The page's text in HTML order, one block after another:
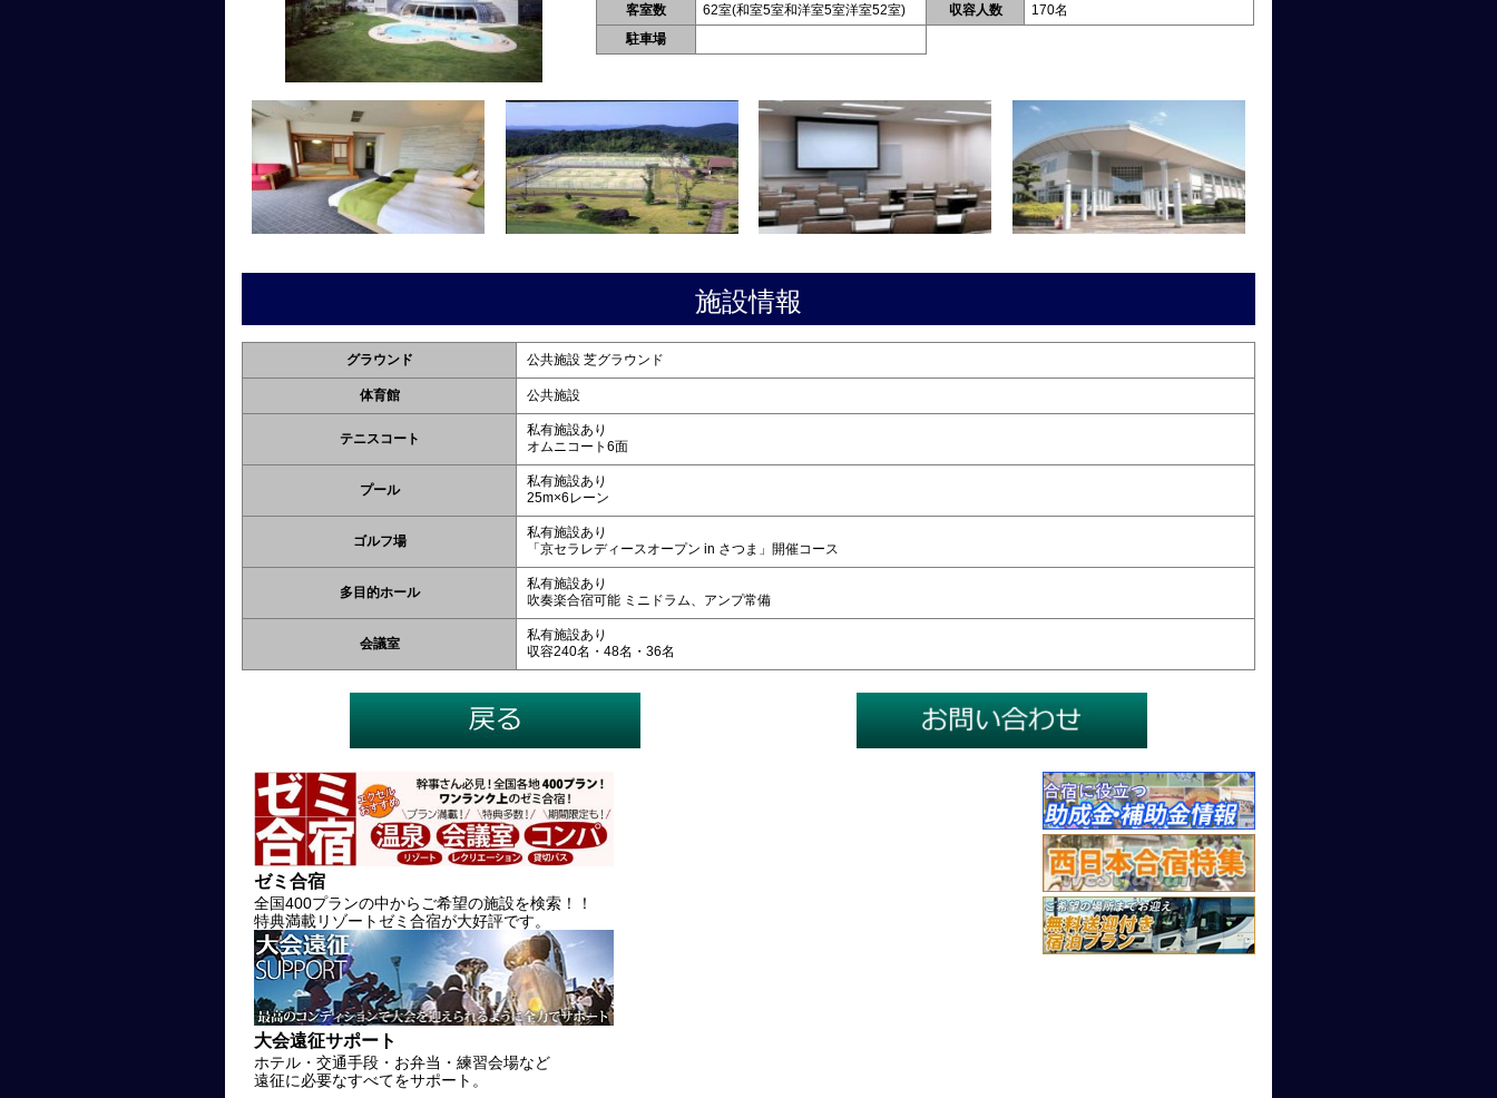
客室数
62室(和室5室和洋室5室洋室52室) 収容人数
170名
駐車場
施設情報
グラウンド 公共施設 芝グラウンド
体育館 公共施設
テニスコート
私有施設あり
オムニコート6面
プール
私有施設あり
25m×6レーン
ゴルフ場
私有施設あり
「京セラレディースオープン in さつま」開催コース
多目的ホール
私有施設あり
吹奏楽合宿可能 ミニドラム、アンプ常備
会議室
私有施設あり
収容240名・48名・36名
ゼミ合宿
全国400プランの中からご希望の施設を検索！！
特典満載リゾートゼミ合宿が大好評です。
大会遠征サポート
ホテル・交通手段・お弁当・練習会場など
遠征に必要なすべてをサポート。